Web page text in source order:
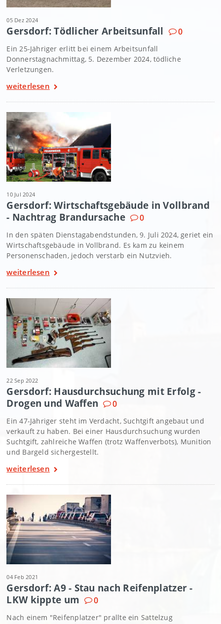
05 Dez 2024
Gersdorf: Tödlicher Arbeitsunfall 0
Ein 25-Jähriger erlitt bei einem Arbeitsunfall
Donnerstagnachmittag, 5. Dezember 2024, tödliche
Verletzungen.
weiterlesen
10 Jul 2024
Gersdorf: Wirtschaftsgebäude in Vollbrand
- Nachtrag Brandursache
0
In den späten Dienstagabendstunden, 9. Juli 2024, geriet ein
Wirtschaftsgebäude in Vollbrand. Es kam zu keinem
Personenschaden, jedoch verstarb ein Nutzvieh.
weiterlesen
22 Sep 2022
Gersdorf: Hausdurchsuchung mit Erfolg -
Drogen und Waffen
0
Ein 47-Jähriger steht im Verdacht, Suchtgift angebaut und
verkauft zu haben. Bei einer Hausdurchsuchung wurden
Suchtgift, zahlreiche Waffen (trotz Waffenverbots), Munition
und Bargeld sichergestellt.
weiterlesen
04 Feb 2021
Gersdorf: A9 - Stau nach Reifenplatzer -
LKW kippte um
0
Nach einem "Reifenplatzer" prallte ein Sattelzug